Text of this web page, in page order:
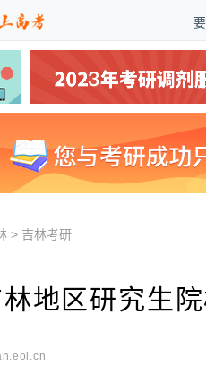
> 吉林考研
地区研究生